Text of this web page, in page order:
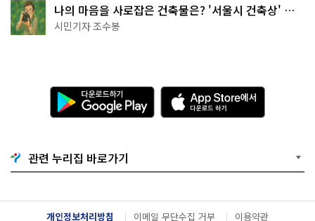
나의 마음을 사로잡은 건축물은? '서울시 건축상' 수
상작 공개!
시민기자 조수봉
다
운
로
기
G
o
g
l
A
p
p
e
서
다
관련 누리집 바로가기
개인정보처리방침 이메일 무단수집 거부 이용약관